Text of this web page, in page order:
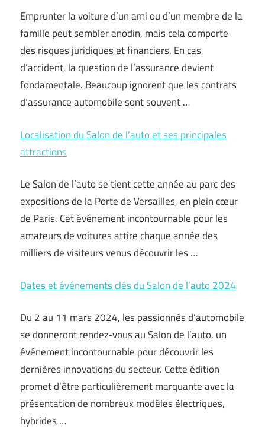
Emprunter la voiture d’un ami ou d’un membre de la
famille peut sembler anodin, mais cela comporte
des risques juridiques et financiers. En cas
d’accident, la question de l’assurance devient
fondamentale. Beaucoup ignorent que les contrats
d’assurance automobile sont souvent …
Localisation du Salon de l’auto et ses principales
attractions
Le Salon de l’auto se tient cette année au parc des
expositions de la Porte de Versailles, en plein cœur
de Paris. Cet événement incontournable pour les
amateurs de voitures attire chaque année des
milliers de visiteurs venus découvrir les …
Dates et événements clés du Salon de l’auto 2024
Du 2 au 11 mars 2024, les passionnés d’automobile
se donneront rendez-vous au Salon de l’auto, un
événement incontournable pour découvrir les
dernières innovations du secteur. Cette édition
promet d’être particulièrement marquante avec la
présentation de nombreux modèles électriques,
hybrides …